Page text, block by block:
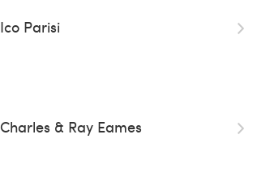
Ico Parisi
Charles & Ray Eames